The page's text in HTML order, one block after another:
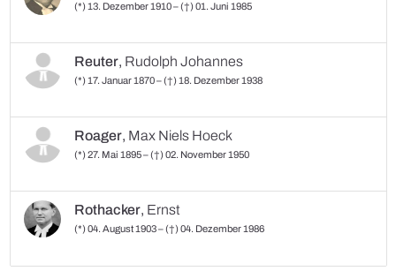
(*) 13. Dezember 1910 – (†) 01. Juni 1985
Reuter, Rudolph Johannes
(*) 17. Januar 1870 – (†) 18. Dezember 1938
Roager, Max Niels Hoeck
(*) 27. Mai 1895 – (†) 02. November 1950
Rothacker, Ernst
(*) 04. August 1903 – (†) 04. Dezember 1986